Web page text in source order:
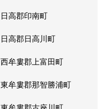
日高郡印南町
日高郡日高川町
西牟婁郡上富田町
東牟婁郡那智勝浦町